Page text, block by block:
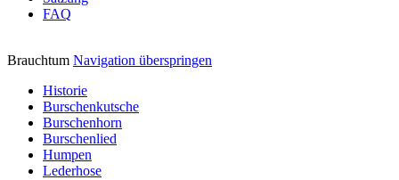
FAQ
Brauchtum Navigation überspringen
Historie
Burschenkutsche
Burschenhorn
Burschenlied
Humpen
Lederhose